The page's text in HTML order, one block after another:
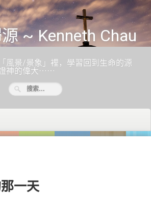
~ Kenneth Chau
風景/景象」裡，學習回到生命的源
神的偉大⋯⋯
一天